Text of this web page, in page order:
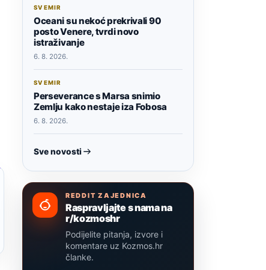
SVEMIR
Oceani su nekoć prekrivali 90
posto Venere, tvrdi novo
istraživanje
6. 8. 2026.
SVEMIR
Perseverance s Marsa snimio
Zemlju kako nestaje iza Fobosa
6. 8. 2026.
Sve novosti
REDDIT ZAJEDNICA
Raspravljajte s nama na
r/kozmoshr
Podijelite pitanja, izvore i
komentare uz Kozmos.hr
članke.